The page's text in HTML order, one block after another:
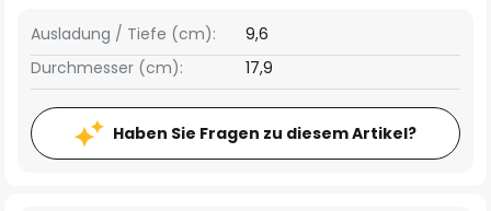
Ausladung / Tiefe (cm):
9,6
Durchmesser (cm):
17,9
Haben Sie Fragen zu diesem Artikel?